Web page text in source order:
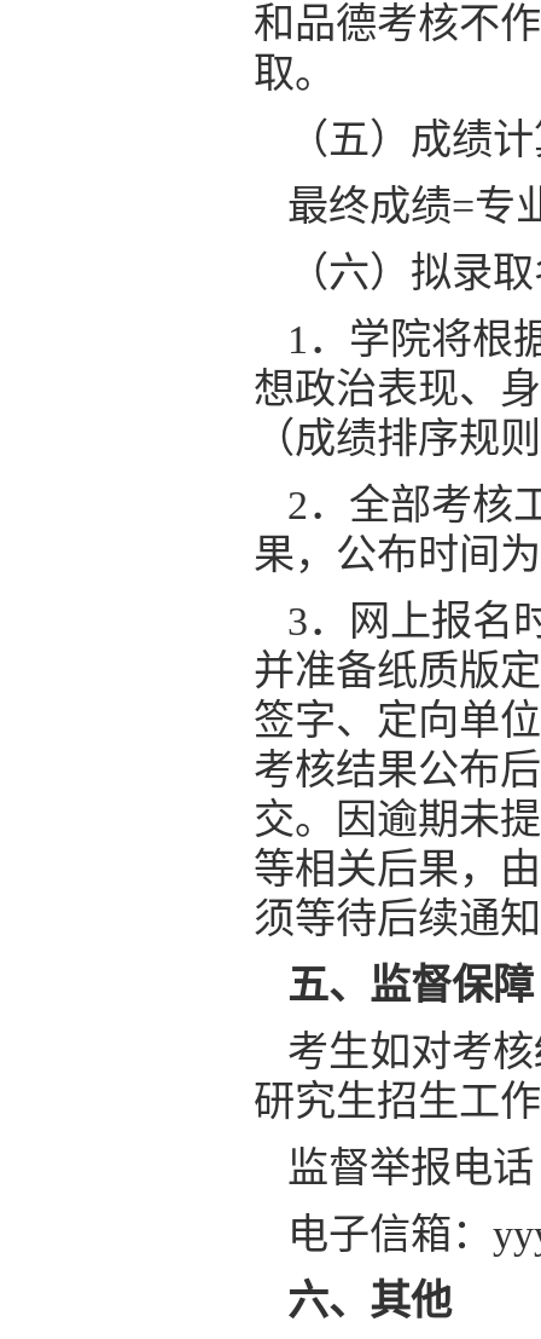
和品德考核不
取。
（五）成绩
最终成绩=专
（六）拟录
1．学院将根
想政治表现、
（成绩排序规
2．全部考核
果，公布时间
3．网上报名
并准备纸质版
签字、定向单
考核结果公布
交。因逾期未
等相关后果，
须等待后续通
五、监督保障
考生如对考
研究生招生工
监督举报电话
电子信箱：
六、其他